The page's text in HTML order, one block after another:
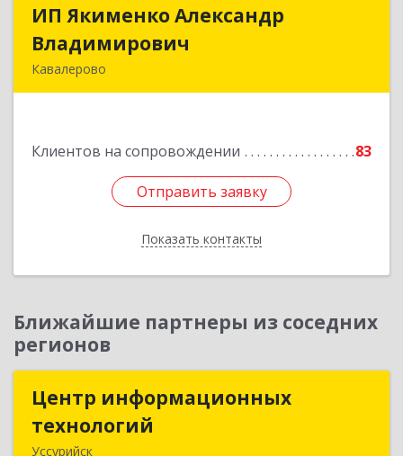
ИП Якименко Александр
Владимирович
Кавалерово
Клиентов на сопровождении 83
Отправить заявку
Показать контакты
ИП Якименко Александр
Подробнее
Отправить заявку
Назад
Ближайшие партнеры из соседних
регионов
Центр информационных
технологий
Уссурийск
Центр информационных